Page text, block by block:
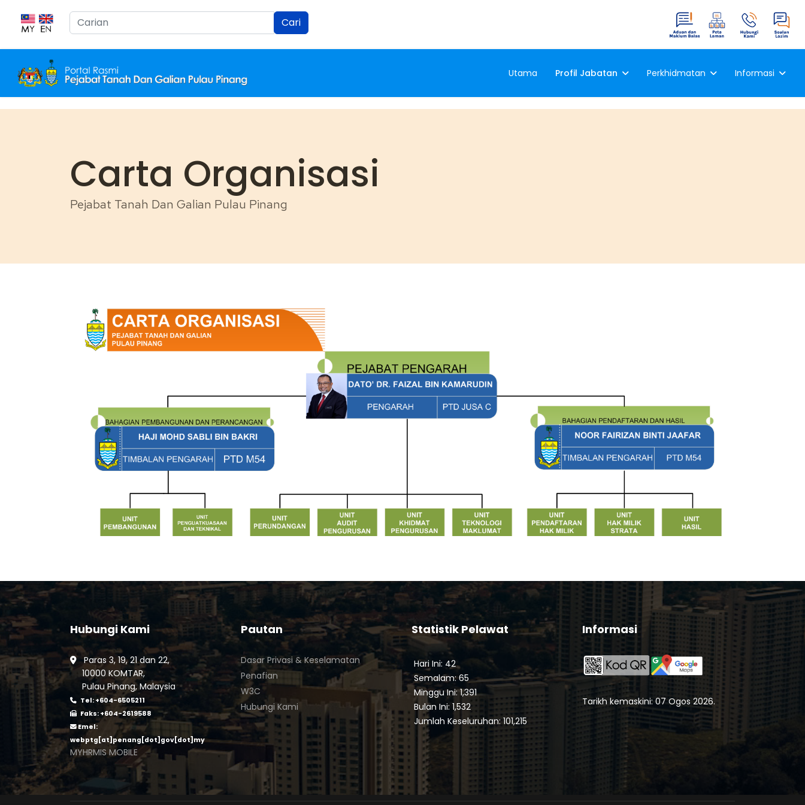
Cari... Cari
Utama Profil Jabatan Perkhidmatan Informasi
Carta Organisasi
Pejabat Tanah Dan Galian Pulau Pinang
Hubungi Kami
Paras 3, 19, 21 dan 22,
10000 KOMTAR,
Pulau Pinang, Malaysia
Tel: +604-6505211
Faks: +604-2619588
Emel:
webptg[at]penang[dot]gov[dot]my
MYHRMIS MOBILE
Pautan
Dasar Privasi & Keselamatan
Penafian
W3C
Hubungi Kami
Statistik Pelawat
Hari Ini: 42
Semalam: 65
Minggu Ini: 1,391
Bulan Ini: 1,532
Jumlah Keseluruhan: 101,215
Informasi
Tarikh kemaskini: 07 Ogos 2026.